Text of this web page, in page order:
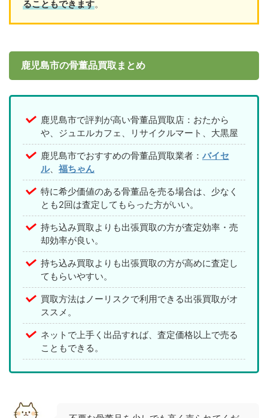
ることもできます。
鹿児島市の骨董品買取まとめ
鹿児島市で評判が高い骨董品買取店：おたから
や、ジュエルカフェ、リサイクルマート、大黒屋
鹿児島市でおすすめの骨董品買取業者： バイセ
ル、 福ちゃん
特に希少価値のある骨董品を売る場合は、少なく
とも2回は査定してもらった方がいい。
持ち込み買取よりも出張買取の方が査定効率・売
却効率が良い。
持ち込み買取よりも出張買取の方が高めに査定し
てもらいやすい。
買取方法はノーリスクで利用できる出張買取がオ
ススメ。
ネットで上手く出品すれば、査定価格以上で売る
こともできる。